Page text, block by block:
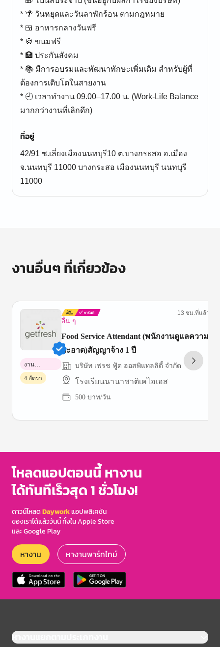
* 🌴 วันหยุดและวันลาพักร้อน ตามกฎหมาย
* 🍱 อาหารกลางวันฟรี
* 🍪 ขนมฟรี
* 🏥 ประกันสังคม
* 📚 มีการอบรมและพัฒนาทักษะเพิ่มเติม สำหรับผู้ที่
ต้องการเติบโตในสายงาน
* 🕘 เวลาทำงาน 09.00–17.00 น. (Work-Life Balance
มากกว่างานที่เลิกดึก)
ที่อยู่
42/91 ซ.เลี่ยงเมืองนนทบุรี10 ต.บางกระสอ อ.เมือง
จ.นนทบุรี 11000 บางกระสอ เมืองนนทบุรี นนทบุรี
11000
งานอื่นๆ ที่เกี่ยวข้อง
อื่น ๆ
13 ชม.ที่แล้ว
Food Service Attendant (พนักงานดูแลความ
สะอาด)สัญญาจ้าง 1 ปี
บริษัท เฟรช ฟู้ด ฮอสพิแทลลิตี้ จำกัด
โรงเรียนนานาชาติเคไอเอส
500 บาท/วัน
งาน
พาร์ทไทม์
4 อัตรา
of
โหลดแอปตอนนี้ หางาน
ได้ทันทีเร็วสุด 1 ชั่วโมง!
ดาวน์โหลดDayworkแอปพลิเคชัน
ของเราได้แล้ววันนี้ ทั้งใน Apple Store
และ Google Play
หางาน หางานพาร์ทไทม์
หางานแยกตามประเภทงาน